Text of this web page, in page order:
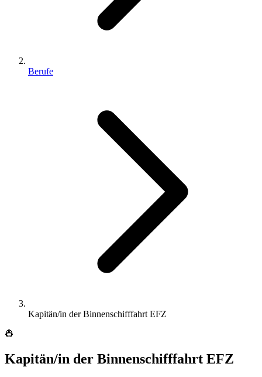
Berufe
Kapitän/in der Binnenschifffahrt EFZ
👷
Kapitän/in der Binnenschifffahrt EFZ